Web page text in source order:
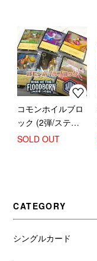
コモンホイルブロ
ック (2弾/スティ
ール)
SOLD OUT
CATEGORY
シングルカード